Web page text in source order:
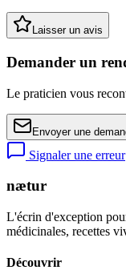
Laisser un avis
Demander un
Le praticien vous
Envoyer une
Signaler une erreur
nætur
L'écrin d'exception
médicinales, recettes
Découvrir